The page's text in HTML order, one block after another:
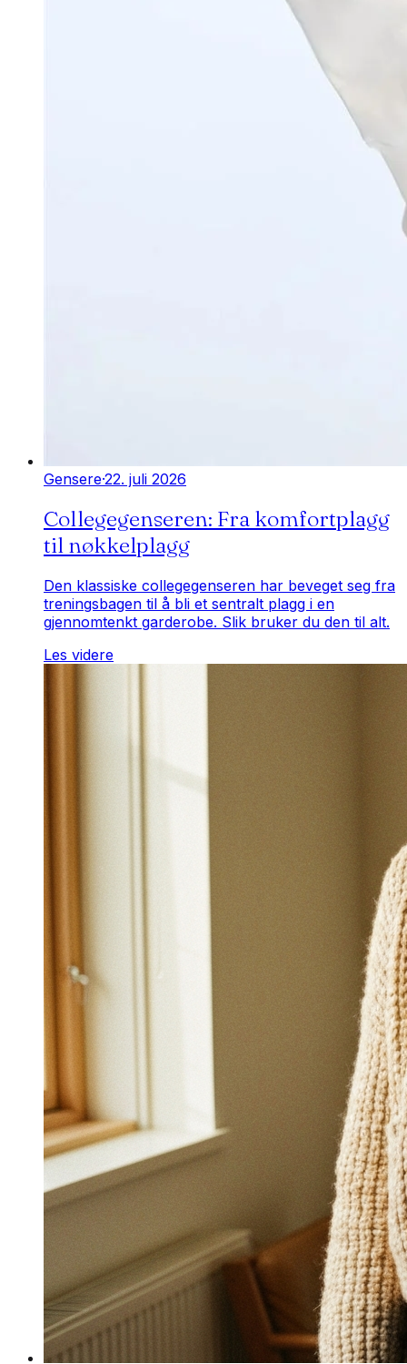
Gensere·22. juli 2026
Collegegenseren: Fra komfortplagg
til nøkkelplagg
Den klassiske collegegenseren har beveget seg fra
treningsbagen til å bli et sentralt plagg i en
gjennomtenkt garderobe. Slik bruker du den til alt.
Les videre